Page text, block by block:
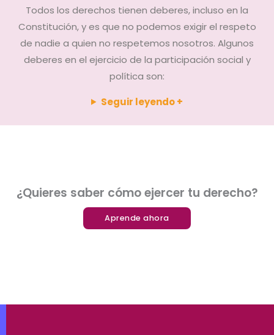
Todos los derechos tienen deberes, incluso en la
Constitución, y es que no podemos exigir el respeto
de nadie a quien no respetemos nosotros. Algunos
deberes en el ejercicio de la participación social y
política son:
Seguir leyendo +
¿Quieres saber cómo ejercer tu derecho?
Aprende ahora